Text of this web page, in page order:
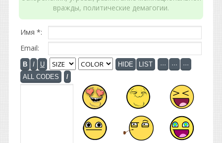
вражды, политические демагогии.
Имя *:
Email: